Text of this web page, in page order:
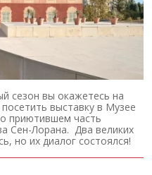
сезон вы окажетесь на
выставку в Музее
приютившем часть
Сен-Лорана. Два великих
но их диалог состоялся!